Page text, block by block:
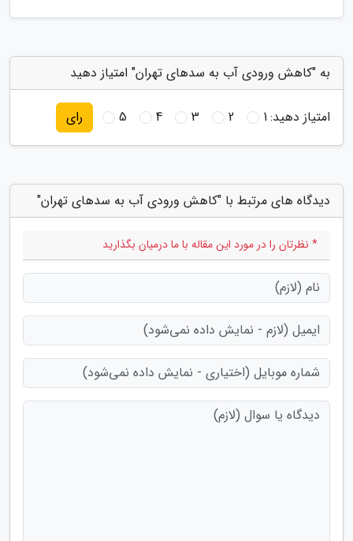
به "کاهش ورودی آب به سدهای تهران" امتیاز دهید
امتیاز دهید:1
2
3
4
5 رای
دیدگاه های مرتبط با "کاهش ورودی آب به سدهای تهران"
* نظرتان را در مورد این مقاله با ما درمیان بگذارید